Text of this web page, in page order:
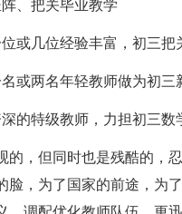
、把关毕业教学
几位经验丰富，初三把
两名年轻教师做为初三
特级教师，力担初三数
，但同时也是残酷的，忍
脸，为了国家的前途，为